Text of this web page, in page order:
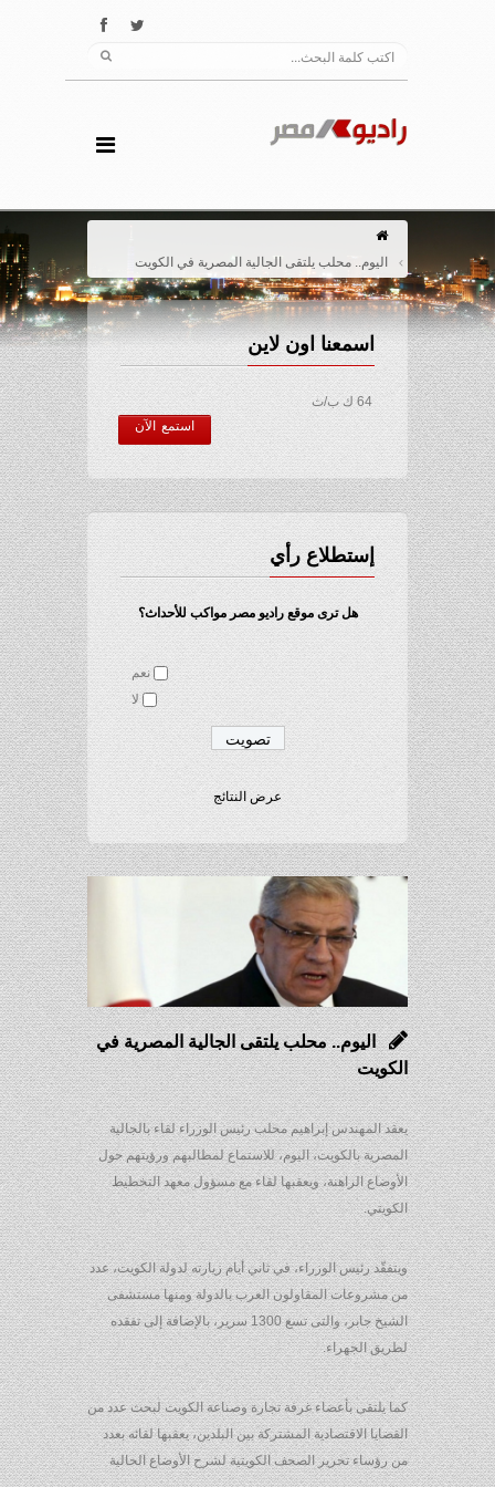
اليوم.. محلب يلتقى الجالية المصرية في الكويت
اسمعنا اون لاين
64 ك ب/ث
استمع الآن
إستطلاع رأي
هل ترى موقع راديو مصر مواكب للأحداث؟
نعم
لا
عرض النتائج
اليوم.. محلب يلتقى الجالية المصرية في
الكويت
يعقد المهندس إبراهيم محلب رئيس الوزراء لقاء بالجالية
المصرية بالكويت، اليوم، للاستماع لمطالبهم ورؤيتهم حول
الأوضاع الراهنة، ويعقبها لقاء مع مسؤول معهد التخطيط
الكويتي.
ويتفقّد رئيس الوزراء، في ثاني أيام زيارته لدولة الكويت، عدد
من مشروعات المقاولون العرب بالدولة ومنها مستشفى
الشيخ جابر، والتى تسع 1300 سرير، بالإضافة إلى تفقده
لطريق الجهراء.
كما يلتقى بأعضاء غرفة تجارة وصناعة الكويت لبحث عدد من
القضايا الاقتصادية المشتركة بين البلدين، يعقبها لقائه بعدد
من رؤساء تحرير الصحف الكويتية لشرح الأوضاع الحالية